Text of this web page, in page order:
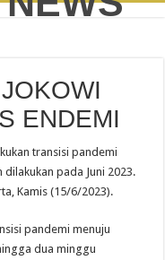
ENDEMI
transisi pandemi
dilakukan pada Juni 2023.
Kamis (15/6/2023).
pandemi menuju
dua minggu